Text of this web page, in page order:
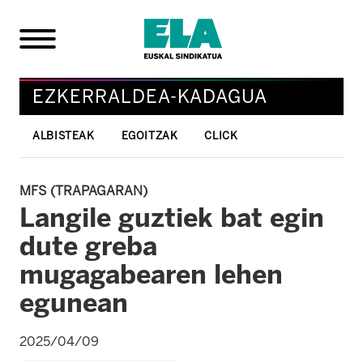
EZKERRALDEA-KADAGUA
ALBISTEAK EGOITZAK CLICK
MFS (TRAPAGARAN)
Langile guztiek bat egin
dute greba
mugagabearen lehen
egunean
2025/04/09